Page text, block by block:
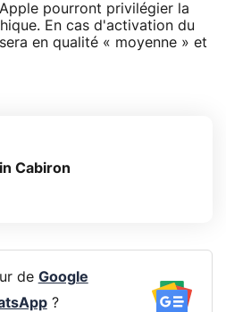
pourront privilégier la
En cas d'activation du
en qualité « moyenne » et
Cabiron
de Google
?